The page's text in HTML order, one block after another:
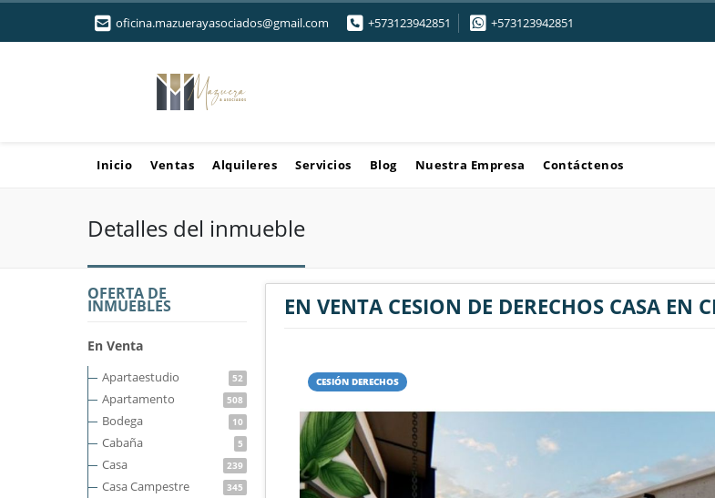
oficina.mazuerayasociados@gmail.com +573123942851 +573123942851
Inicio Ventas Alquileres Servicios Blog Nuestra Empresa Contáctenos
Detalles del inmueble
OFERTA DE
INMUEBLES
En Venta
Apartaestudio 52
Apartamento 508
Bodega 10
Cabaña 5
Casa 239
Casa Campestre 345
EN VENTA CESION DE DERECHOS CASA EN
CESIÓN DERECHOS